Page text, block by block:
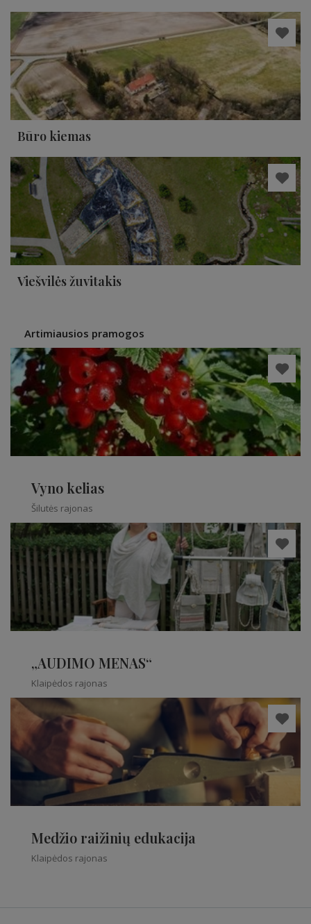
Būro kiemas
Viešvilės žuvitakis
Artimiausios pramogos
Vyno kelias
Šilutės rajonas
„AUDIMO MENAS“
Klaipėdos rajonas
Medžio raižinių edukacija
Klaipėdos rajonas